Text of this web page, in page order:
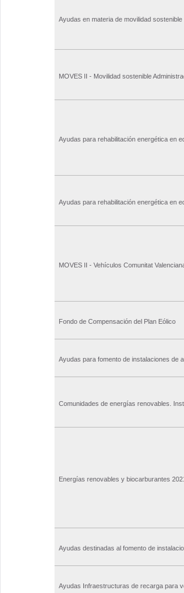
Ayudas en materia de movilidad sostenible
MOVES II - Movilidad sostenible
Ayudas para rehabilitación energética en
Ayudas para rehabilitación energética en
MOVES II - Vehículos Comunitat
Fondo de Compensación del Plan Eólico
Ayudas para fomento de instalaciones de
Comunidades de energías renovables.
Energías renovables y biocarburantes
Ayudas destinadas al fomento de
Ayudas Infraestructuras de recarga para